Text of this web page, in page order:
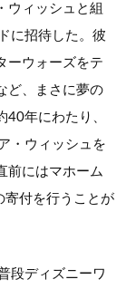
ウィッシュと組
に招待した。彼
ーウォーズをテ
ど、まさに夢の
40年にわたり、
・ウィッシュを
前にはマホーム
寄付を行うことが
段ディズニーワ